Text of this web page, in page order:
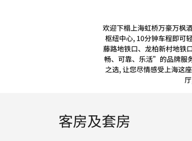
欢迎下榻上海虹桥万豪万枫
枢纽中心, 10分钟车程即可
藤路地铁口、龙柏新村地铁
畅、可靠、乐活”的品牌服
之选, 让您尽情感受上海这
客房及套房